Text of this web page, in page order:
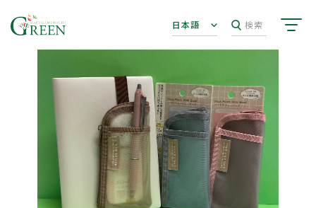
日本語 検索